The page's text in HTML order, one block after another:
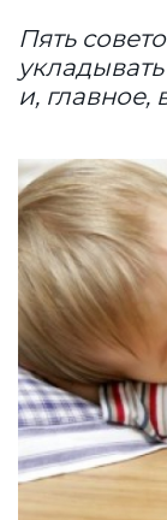
Пять
и, главное,